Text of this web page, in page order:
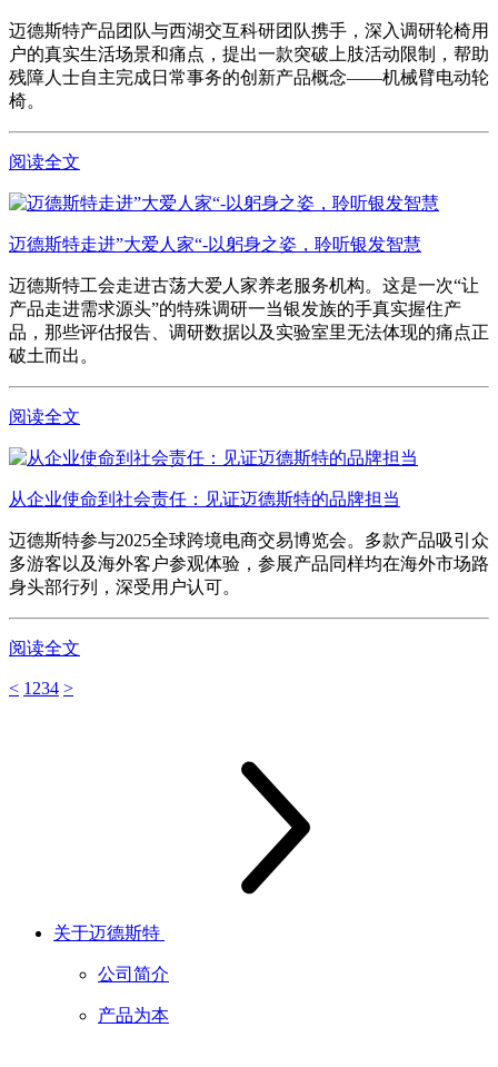
迈德斯特产品团队与西湖交互科研团队携手，深入调研轮椅用
户的真实生活场景和痛点，提出一款突破上肢活动限制，帮助
残障人士自主完成日常事务的创新产品概念——机械臂电动轮
椅。
阅读全文
迈德斯特走进”大爱人家“-以躬身之姿，聆听银发智慧
迈德斯特工会走进古荡大爱人家养老服务机构。这是一次“让
产品走进需求源头”的特殊调研一当银发族的手真实握住产
品，那些评估报告、调研数据以及实验室里无法体现的痛点正
破土而出。
阅读全文
从企业使命到社会责任：见证迈德斯特的品牌担当
迈德斯特参与2025全球跨境电商交易博览会。多款产品吸引众
多游客以及海外客户参观体验，参展产品同样均在海外市场路
身头部行列，深受用户认可。
阅读全文
< 1 234 >
关于迈德斯特
公司简介
产品为本